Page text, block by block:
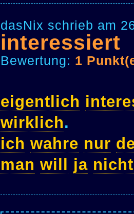
dasNix schrieb am
interessiert
Bewertung: 1
eigentlich
wirklich.
ich wahre nur
man will ja nicht